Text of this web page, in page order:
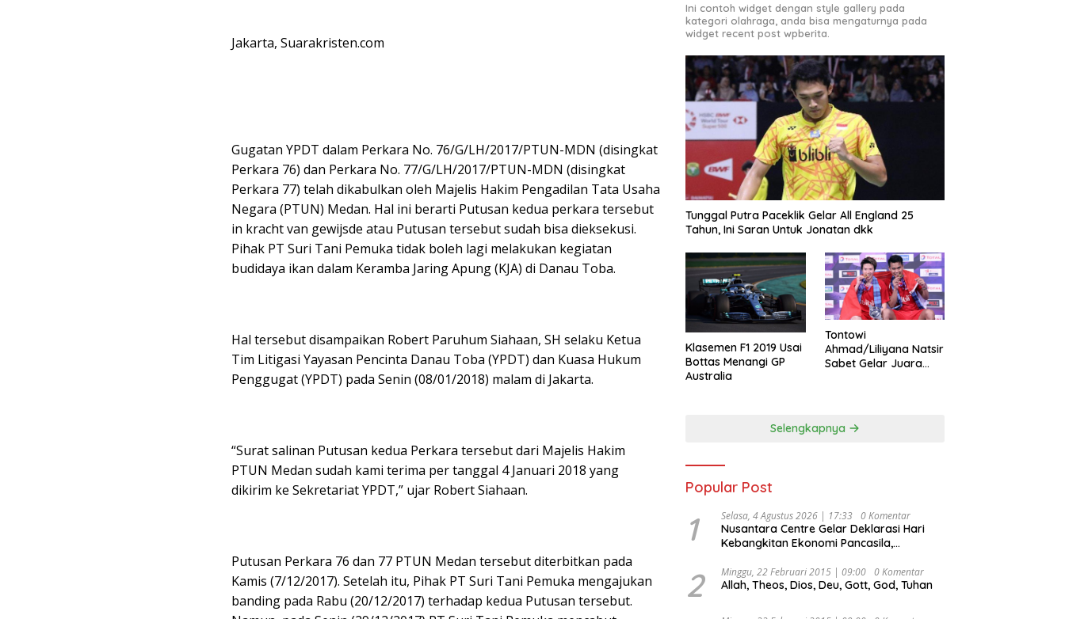
Jakarta, Suarakristen.com
Gugatan YPDT dalam Perkara No. 76/G/LH/2017/PTUN-MDN (disingkat
Perkara 76) dan Perkara No. 77/G/LH/2017/PTUN-MDN (disingkat
Perkara 77) telah dikabulkan oleh Majelis Hakim Pengadilan Tata Usaha
Negara (PTUN) Medan. Hal ini berarti Putusan kedua perkara tersebut
in kracht van gewijsde atau Putusan tersebut sudah bisa dieksekusi.
Pihak PT Suri Tani Pemuka tidak boleh lagi melakukan kegiatan
budidaya ikan dalam Keramba Jaring Apung (KJA) di Danau Toba.
Hal tersebut disampaikan Robert Paruhum Siahaan, SH selaku Ketua
Tim Litigasi Yayasan Pencinta Danau Toba (YPDT) dan Kuasa Hukum
Penggugat (YPDT) pada Senin (08/01/2018) malam di Jakarta.
“Surat salinan Putusan kedua Perkara tersebut dari Majelis Hakim
PTUN Medan sudah kami terima per tanggal 4 Januari 2018 yang
dikirim ke Sekretariat YPDT,” ujar Robert Siahaan.
Putusan Perkara 76 dan 77 PTUN Medan tersebut diterbitkan pada
Kamis (7/12/2017). Setelah itu, Pihak PT Suri Tani Pemuka mengajukan
banding pada Rabu (20/12/2017) terhadap kedua Putusan tersebut.
Ini contoh widget dengan style gallery pada
kategori olahraga, anda bisa mengaturnya pada
widget recent post wpberita.
Tunggal Putra Paceklik Gelar All England 25
Tahun, Ini Saran Untuk Jonatan dkk
Klasemen F1 2019 Usai
Bottas Menangi GP
Australia
Tontowi
Ahmad/Liliyana Natsir
Sabet Gelar Juara
Selengkapnya
Popular Post
1 Selasa, 4 Agustus 2026 | 17:33 0 Komentar
Nusantara Centre Gelar Deklarasi Hari
Kebangkitan Ekonomi Pancasila,
Djojohadikusumo Anti Penjajahan
(Pergolakan Ekonomi Politik Indonesia) &
Undang Perekonomian Nasional dan
2 Minggu, 22 Februari 2015 | 09:00 0 Komentar
Allah, Theos, Dios, Deu, Gott, God, Tuhan